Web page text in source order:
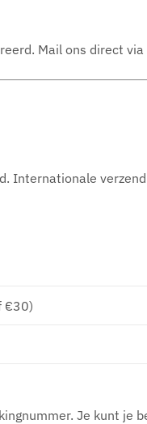
Mail ons direct via
Internationale
€30)
Je kunt